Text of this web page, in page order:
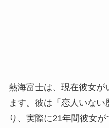
熱海富士は、現在彼女が
ます。彼は「恋人いな
り、実際に21年間彼女